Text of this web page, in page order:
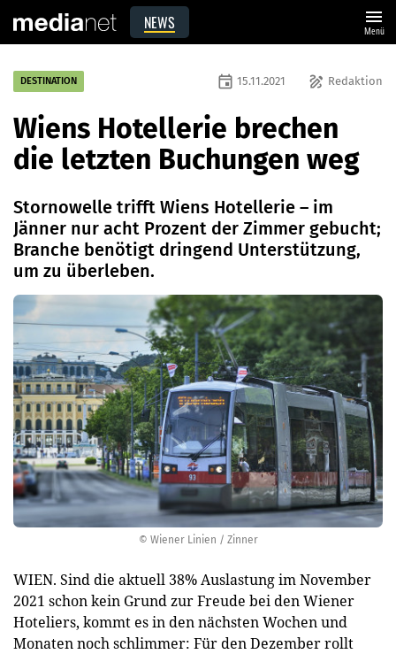
NEWS menu
Menü
© Wiener Linien / Zinner
DESTINATION draw Redaktion
event 15.11.2021
Wiens Hotellerie brechen
die letzten Buchungen weg
Stornowelle trifft Wiens Hotellerie – im
Jänner nur acht Prozent der Zimmer gebucht;
Branche benötigt dringend Unterstützung,
um zu überleben.
WIEN. Sind die aktuell 38% Auslastung im November
2021 schon kein Grund zur Freude bei den Wiener
Hoteliers, kommt es in den nächsten Wochen und
Monaten noch schlimmer: Für den Dezember rollt